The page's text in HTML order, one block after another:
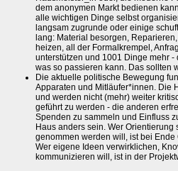
dem anonymen Markt bedienen
alle wichtigen Dinge selbst
langsam zugrunde oder einige
lang: Material besorgen,
heizen, all der Formalkrempel,
unterstützen und 1001 Dinge mehr
was so passieren kann. Das sollten
Die aktuelle politische Bewegung
Apparaten und Mitläufer*innen. Die
und werden nicht (mehr) weiter
geführt zu werden - die anderen
Spenden zu sammeln und Einfluss
Haus anders sein. Wer Orientierung
genommen werden will, ist bei
Wer eigene Ideen verwirklichen,
kommunizieren will, ist in der